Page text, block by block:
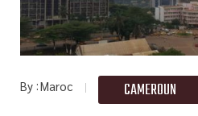
By Maroc CAMEROUN